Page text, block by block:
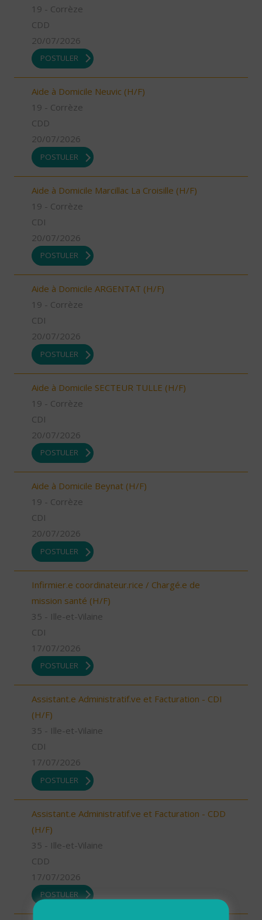
19 - Corrèze
CDD
20/07/2026
POSTULER
Aide à Domicile Neuvic (H/F)
19 - Corrèze
CDD
20/07/2026
POSTULER
Aide à Domicile Marcillac La Croisille (H/F)
19 - Corrèze
CDI
20/07/2026
POSTULER
Aide à Domicile ARGENTAT (H/F)
19 - Corrèze
CDI
20/07/2026
POSTULER
Aide à Domicile SECTEUR TULLE (H/F)
19 - Corrèze
CDI
20/07/2026
POSTULER
Aide à Domicile Beynat (H/F)
19 - Corrèze
CDI
20/07/2026
POSTULER
Infirmier.e coordinateur.rice / Chargé.e de
mission santé (H/F)
35 - Ille-et-Vilaine
CDI
17/07/2026
POSTULER
Assistant.e Administratif.ve et Facturation - CDI
(H/F)
35 - Ille-et-Vilaine
CDI
17/07/2026
POSTULER
Assistant.e Administratif.ve et Facturation - CDD
(H/F)
35 - Ille-et-Vilaine
CDD
17/07/2026
POSTULER